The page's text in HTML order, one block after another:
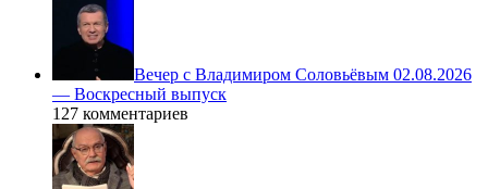
Вечер с Владимиром Соловьёвым 02.08.2026
— Воскресный выпуск
127 комментариев